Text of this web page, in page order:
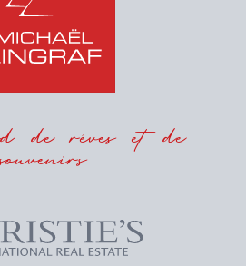
de rêves et de
souvenirs